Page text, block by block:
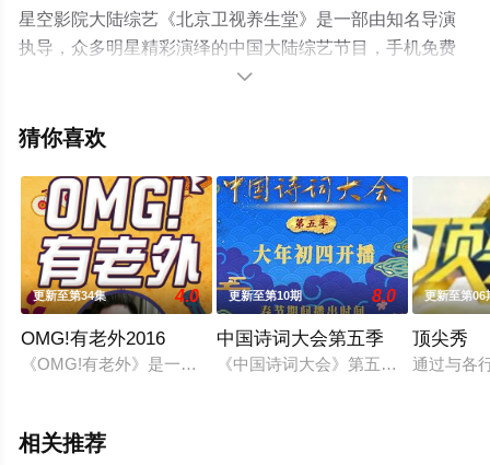
星空影院大陆综艺《北京卫视养生堂》是一部由知名导演
执导，众多明星精彩演绎的中国大陆综艺节目，手机免费
观看高清未删减完整版综艺节目就上星空电影网，更多相

猜你喜欢
更新至第34集 4.0
OMG!有老外2016
《OMG!有老外》是一档基于中西文化交流与碰撞的网络节目
更新至第10期 8.0
中国诗词大会第五季
《中国诗词大会》第五季于2020年
更新至第06
顶尖秀
通过与各
相关推荐